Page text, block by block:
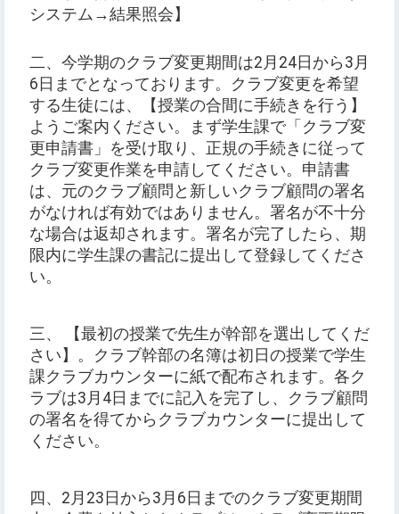
システム→結果照会】
二、今学期のクラブ変更期間は2月24日から3月
6日までとなっております。クラブ変更を希望
する生徒には、【授業の合間に手続きを行う】
ようご案内ください。まず学生課で「クラブ変
更申請書」を受け取り、正規の手続きに従って
クラブ変更作業を申請してください。申請書
は、元のクラブ顧問と新しいクラブ顧問の署名
がなければ有効ではありません。署名が不十分
な場合は返却されます。署名が完了したら、期
限内に学生課の書記に提出して登録してくださ
い。
三、 【最初の授業で先生が幹部を選出してくだ
さい】。クラブ幹部の名簿は初日の授業で学生
課クラブカウンターに紙で配布されます。各ク
ラブは3月4日までに記入を完了し、クラブ顧問
の署名を得てからクラブカウンターに提出して
ください。
四、2月23日から3月6日までのクラブ変更期間